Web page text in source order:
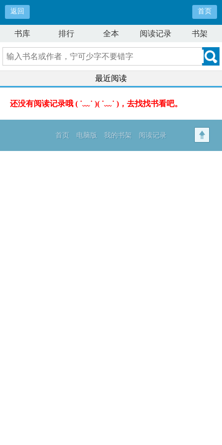
返回 首页
书库 排行 全本 阅读记录 书架
最近阅读
还没有阅读记录哦 ( ˙﹏˙ )( ˙﹏˙ )，去找找书看吧。
首页 电脑版 我的书架 阅读记录